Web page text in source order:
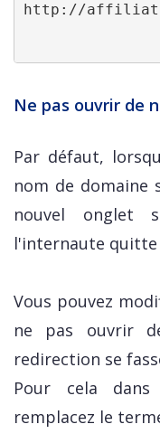
http://
Ne pas ouvrir de
Par défaut,
nom de domaine
nouvel onglet
l'internaute
Vous pouvez
ne pas ouvrir
redirection se
Pour cela
remplacez le